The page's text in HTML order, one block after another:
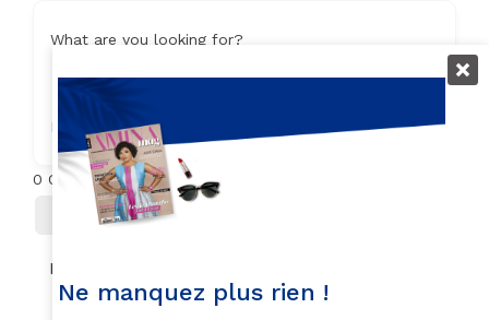
What are you looking for?
Location
0 Objets trouvés
Filter
No listings found.
Ne manquez plus rien !